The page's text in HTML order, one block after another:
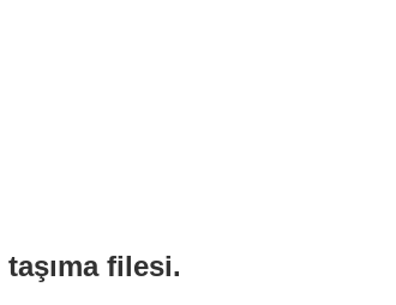
taşıma filesi.